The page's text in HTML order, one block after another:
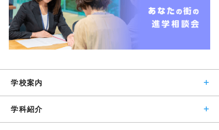
学校案内
学科紹介